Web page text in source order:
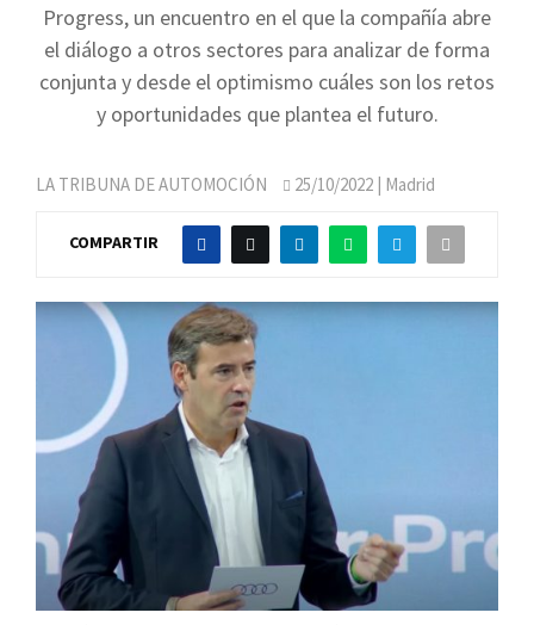
Progress, un encuentro en el que la compañía abre
el diálogo a otros sectores para analizar de forma
conjunta y desde el optimismo cuáles son los retos
y oportunidades que plantea el futuro.
LA TRIBUNA DE AUTOMOCIÓN 25/10/2022 | Madrid
COMPARTIR